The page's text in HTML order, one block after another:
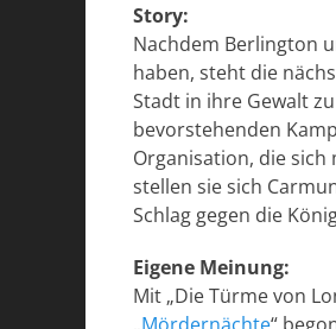
Story:
Nachdem Berlington
haben, steht die
Stadt in ihre Gewalt
bevorstehenden
Organisation, die
stellen sie sich
Schlag gegen die
Eigene Meinung:
Mit „Die Türme von